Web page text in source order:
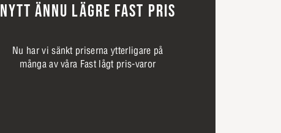
NYTT ÄNNU LÄGRE FAST PRIS
Nu har vi sänkt priserna ytterligare på
många av våra Fast lågt pris-varor